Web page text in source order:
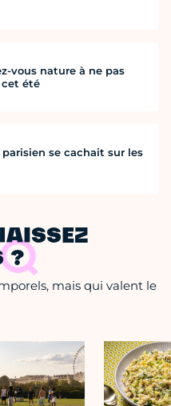
vous nature à ne pas
été
parisien se cachait sur les
?
mais qui valent le